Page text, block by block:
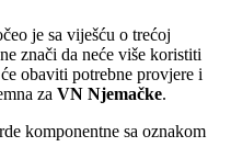
je sa viješću o trećoj
znači da neće više koristiti
obaviti potrebne provjere i
za VN Njemačke.
komponentne sa oznakom